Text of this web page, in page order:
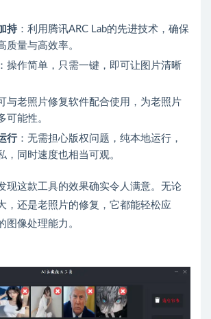
持：利用腾讯ARC Lab的先进技术，确保
质量与高效率。
：操作简单，只需一键，即可让图片清晰
与老照片修复软件配合使用，为老照片
可能性。
行：无需担心版权问题，纯本地运行，
，同时速度也相当可观。
现这款工具的效果确实令人满意。无论
，还是老照片的修复，它都能轻松应
图像处理能力。